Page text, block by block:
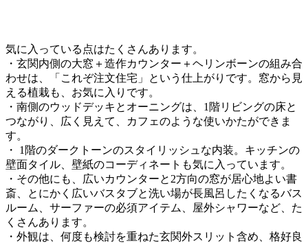
気に入っている点はたくさんあります。
・玄関内側の大窓＋造作カウンター＋ヘリンボーンの組み合
わせは、「これぞ注文住宅」という仕上がりです。窓から見
える植栽も、お気に入りです。
・南側のウッドデッキとオーニングは、1階リビングの床と
つながり、広く見えて、カフェのような使いかたができま
す。
・ 1階のダークトーンのスタイリッシュな内装。キッチンの
壁面タイル、壁紙のコーディネートも気に入っています。
・その他にも、広いカウンターと2方向の窓が居心地よい書
斎、とにかく広いバスタブと洗い場が長風呂したくなるバス
ルーム、サーファーの必須アイテム、屋外シャワーなど、た
くさんあります。
・外観は、何度も検討を重ねた玄関外スリット含め、格好良